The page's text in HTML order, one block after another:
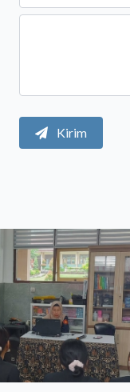
Kirim